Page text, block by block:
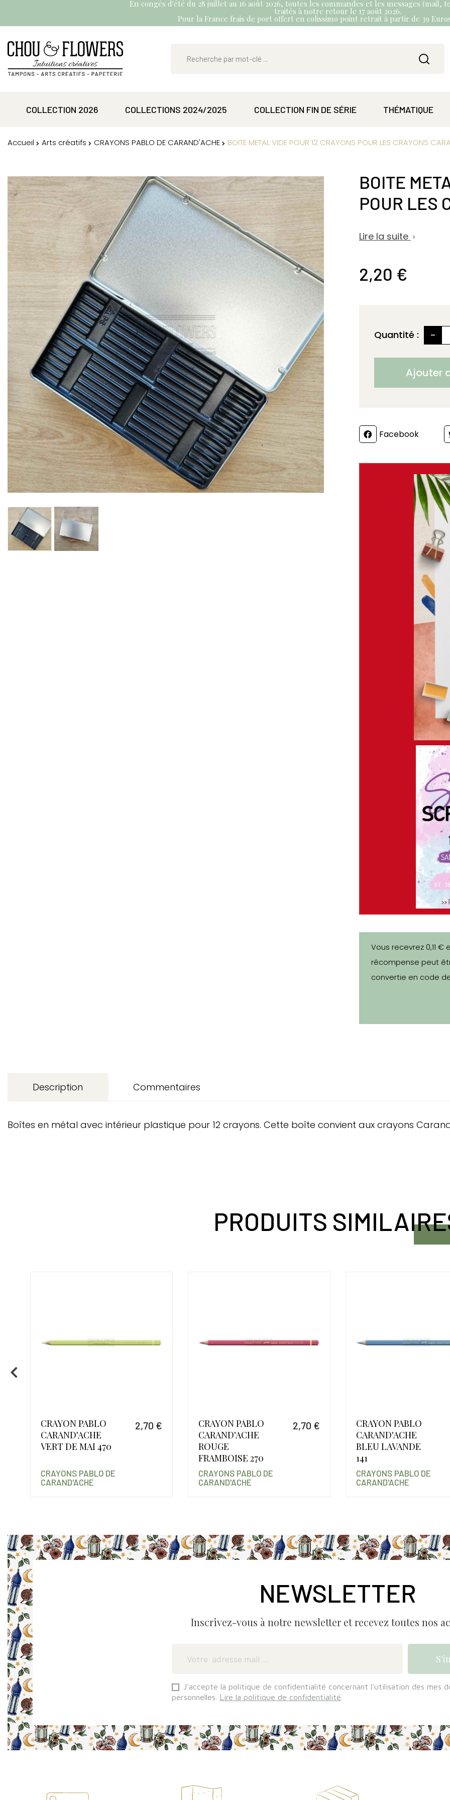
En congés d'été du 28 juillet au 16 août 2026, toutes les commandes et les messages (mail,
traités à notre retour le 17 août 2026.
Pour la France frais de port offert en colissimo point retrait à partir de 39
COLLECTION 2026 COLLECTIONS 2024/2025 COLLECTION FIN DE SÉRIE THÉMATIQUE
Accueil Arts créatifs CRAYONS PABLO DE CARAND'ACHE BOITE METAL VIDE POUR 12 CRAYONS POUR LES CRAYONS
BOITE
POUR LES
Lire la suite 
2,20 €
Quantité : -
Ajouter
PartagerFacebook
Vous recevrez 0,11
récompense peut
convertie en code
Description
Boîtes en métal avec intérieur plastique pour 12 crayons. Cette boîte convient aux crayons
Commentaires
PRODUITS
CRAYON PABLO
CARAND'ACHE
VERT DE MAI 470
2,70 €
CRAYONS PABLO DE
CARAND'ACHE
CRAYON PABLO
CARAND'ACHE
ROUGE
FRAMBOISE 270
2,70 €
CRAYONS PABLO DE
CARAND'ACHE
CRAYON PABLO
CARAND'ACHE
BLEU LAVANDE
141
CRAYONS PABLO DE
CARAND'ACHE
NEWSLETTER
Inscrivez-vous à notre newsletter et recevez toutes nos
J'accepte la politique de confidentialité concernant l'utilisation des mes
personnelles.
Lire la politique de confidentialité